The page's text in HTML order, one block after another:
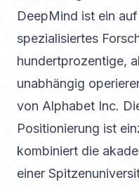
DeepMind ist ein
spezialisiertes
hundertprozentige,
unabhängig
von Alphabet Inc.
Positionierung ist
kombiniert die
einer